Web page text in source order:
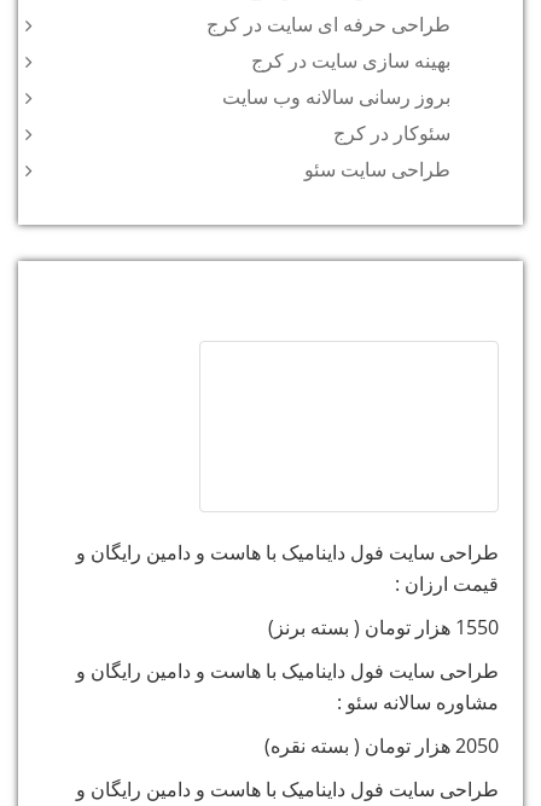
طراحی حرفه ای سایت در کرج
بهینه سازی سایت در کرج
بروز رسانی سالانه وب سایت
سئوکار در کرج
طراحی سایت سئو
طراحی سایت فول داینامیک با هاست و دامین رایگان و
قیمت ارزان :
1550 هزار تومان ( بسته برنز)
طراحی سایت فول داینامیک با هاست و دامین رایگان و
مشاوره سالانه سئو :
2050 هزار تومان ( بسته نقره)
طراحی سایت فول داینامیک با هاست و دامین رایگان و